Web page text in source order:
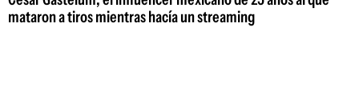
mataron a tiros mientras hacía un streaming